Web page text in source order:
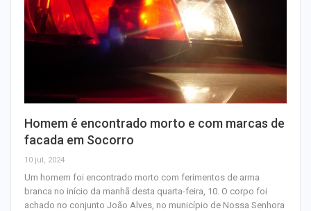
Homem é encontrado morto e com marcas de
facada em Socorro
10 jul, 2024
Um homem foi encontrado morto com ferimentos de arma
branca no início da manhã desta quarta-feira, 10. O corpo foi
achado no conjunto João Alves, no município de Nossa Senhora